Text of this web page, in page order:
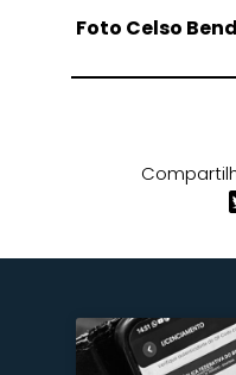
Foto Celso